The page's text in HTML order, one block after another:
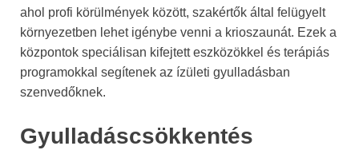
ahol profi körülmények között, szakértők által felügyelt
környezetben lehet igénybe venni a krioszaunát. Ezek a
központok speciálisan kifejtett eszközökkel és terápiás
programokkal segítenek az ízületi gyulladásban
szenvedőknek.
Gyulladáscsökkentés